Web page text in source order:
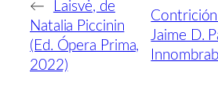
←
Laisvė, de
Natalia Piccinin
(Ed. Ópera Prima,
2022)
Jaime D.